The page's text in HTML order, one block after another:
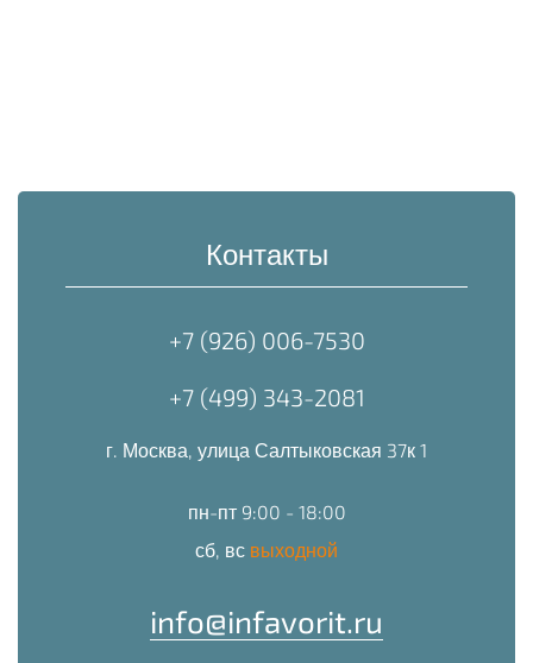
Контакты
+7 (926) 006-7530
+7 (499) 343-2081
г. Москва, улица Салтыковская 37к 1
пн-пт 9:00 - 18:00
сб, вс выходной
info@infavorit.ru